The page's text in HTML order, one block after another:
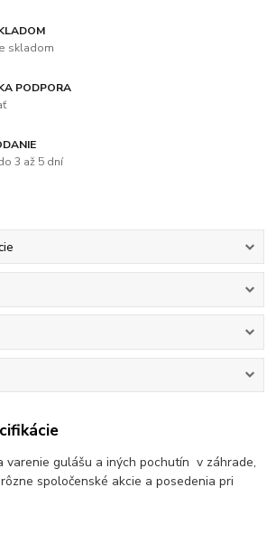
skladom
PODPORA
3 až 5 dní
varenie gulášu a iných pochutín v záhrade,
spoločenské akcie a posedenia pri